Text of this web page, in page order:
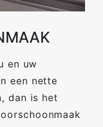
en uw
een nette
dan is het